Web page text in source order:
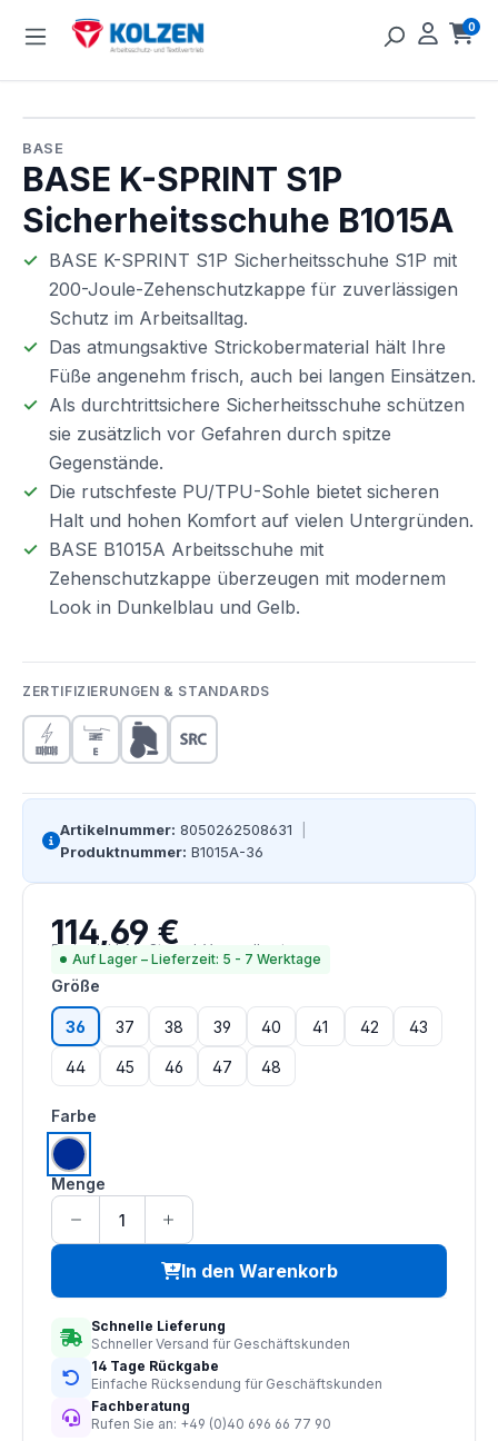
Zum Hauptinhalt springen 0
BASE
BASE K-SPRINT S1P
Sicherheitsschuhe B1015A
BASE K-SPRINT S1P Sicherheitsschuhe S1P mit
200-Joule-Zehenschutzkappe für zuverlässigen
Schutz im Arbeitsalltag.
Das atmungsaktive Strickobermaterial hält Ihre
Füße angenehm frisch, auch bei langen Einsätzen.
Als durchtrittsichere Sicherheitsschuhe schützen
sie zusätzlich vor Gefahren durch spitze
Gegenstände.
Die rutschfeste PU/TPU-Sohle bietet sicheren
Halt und hohen Komfort auf vielen Untergründen.
BASE B1015A Arbeitsschuhe mit
Zehenschutzkappe überzeugen mit modernem
Look in Dunkelblau und Gelb.
ZERTIFIZIERUNGEN & STANDARDS
Artikelnummer: 8050262508631
Produktnummer: B1015A-36
Regulärer Preis:
114,69 €
Preise inkl. MwSt. zzgl. Versandkosten
Auf Lager – Lieferzeit: 5 - 7 Werktage
Größe
36 37 38 39 40 41 42 43
44 45 46 47 48
Farbe
blau
Menge
In den Warenkorb
Schnelle Lieferung
Schneller Versand für Geschäftskunden
14 Tage Rückgabe
Einfache Rücksendung für Geschäftskunden
Fachberatung
Rufen Sie an: +49 (0)40 696 66 77 90